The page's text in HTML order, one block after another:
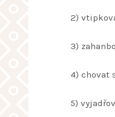
2)
3)
4) chovat
5)